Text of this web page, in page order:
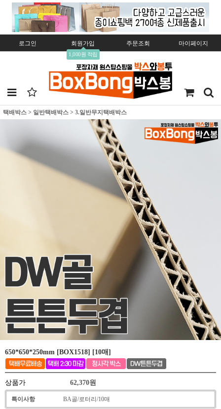
로그인 회원가입
1,000원 적립
주문조회 마이페이지
택배박스 > 일반택배박스 > 3.일반무지택배박스
650*650*250mm [BOX1518] [10매]
상품가 62,370원
특이사항 BA골/로터리/10매